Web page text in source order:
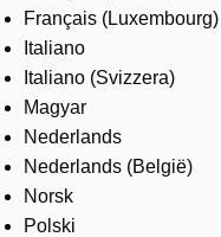
Français (Luxembourg)
Italiano
Italiano (Svizzera)
Magyar
Nederlands
Nederlands (België)
Norsk
Polski